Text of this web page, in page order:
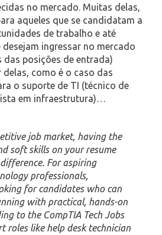
no mercado. Muitas delas,
aqueles que se candidatam a
de trabalho e até
desejam ingressar no mercado
das posições de entrada)
delas, como é o caso das
o suporte de TI (técnico de
em infraestrutura)…
job market, having the
soft skills on your resume
For aspiring
professionals,
for candidates who can
with practical, hands-on
to the CompTIA Tech Jobs
roles like help desk technician